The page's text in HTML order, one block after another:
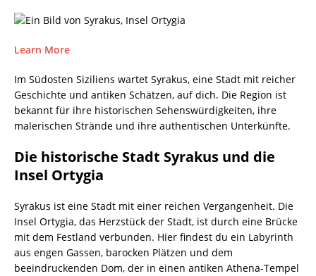
Learn More
Im Südosten Siziliens wartet Syrakus, eine Stadt mit reicher
Geschichte und antiken Schätzen, auf dich. Die Region ist
bekannt für ihre historischen Sehenswürdigkeiten, ihre
malerischen Strände und ihre authentischen Unterkünfte.
Die historische Stadt Syrakus und die
Insel Ortygia
Syrakus ist eine Stadt mit einer reichen Vergangenheit. Die
Insel Ortygia, das Herzstück der Stadt, ist durch eine Brücke
mit dem Festland verbunden. Hier findest du ein Labyrinth
aus engen Gassen, barocken Plätzen und dem
beeindruckenden Dom, der in einen antiken Athena-Tempel